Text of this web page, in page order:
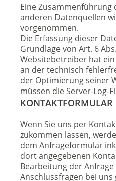
Eine Zusammenführung
anderen Datenquellen
vorgenommen.
Die Erfassung dieser
Grundlage von Art. 6
Websitebetreiber hat
an der technisch
der Optimierung seiner
müssen die Server-Log-
KONTAKTFORMULAR
Wenn Sie uns per
zukommen lassen,
dem Anfrageformular
dort angegebenen
Bearbeitung der
Anschlussfragen bei